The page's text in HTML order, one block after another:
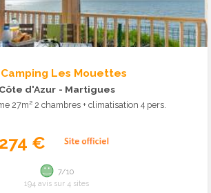
Camping Les Mouettes
Côte d'Azur - Martigues
27m² 2 chambres + climatisation 4 pers.
274 €
7/10
194 avis sur 4 sites